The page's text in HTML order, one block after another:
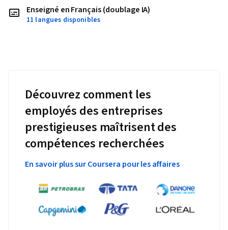
Enseigné en Français (doublage IA)
11 langues disponibles
Découvrez comment les
employés des entreprises
prestigieuses maîtrisent des
compétences recherchées
En savoir plus sur Coursera pour les affaires